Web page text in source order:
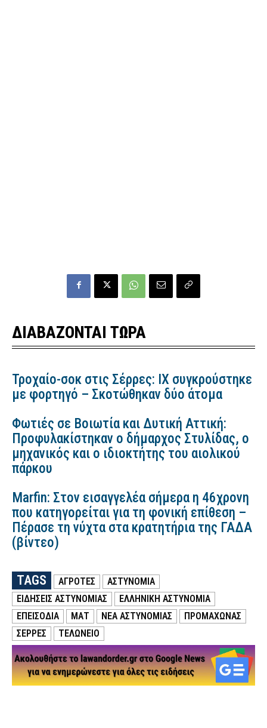
ΔΙΑΒΑΖΟΝΤΑΙ ΤΩΡΑ
Τροχαίο-σοκ στις Σέρρες: ΙΧ συγκρούστηκε
με φορτηγό – Σκοτώθηκαν δύο άτομα
Φωτιές σε Βοιωτία και Δυτική Αττική:
Προφυλακίστηκαν ο δήμαρχος Στυλίδας, ο
μηχανικός και ο ιδιοκτήτης του αιολικού
πάρκου
Marfin: Στον εισαγγελέα σήμερα η 46χρονη
που κατηγορείται για τη φονική επίθεση –
Πέρασε τη νύχτα στα κρατητήρια της ΓΑΔΑ
(βίντεο)
TAGS ΑΓΡΟΤΕΣ
ΑΣΤΥΝΟΜΙΑ
ΕΙΔΗΣΕΙΣ ΑΣΤΥΝΟΜΙΑΣ
ΕΛΛΗΝΙΚΗ ΑΣΤΥΝΟΜΙΑ
ΕΠΕΙΣΟΔΙΑ
ΜΑΤ ΝΕΑ ΑΣΤΥΝΟΜΙΑΣ
ΠΡΟΜΑΧΩΝΑΣ
ΣΕΡΡΕΣ
ΤΕΛΩΝΕΊΟ